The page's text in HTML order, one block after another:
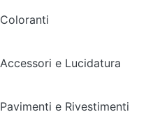
Coloranti
Accessori e Lucidatura
Pavimenti e Rivestimenti